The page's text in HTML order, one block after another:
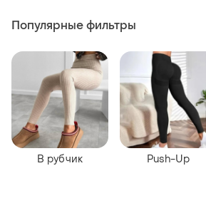
Популярные фильтры
В рубчик Push-Up